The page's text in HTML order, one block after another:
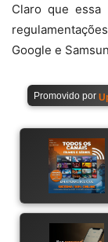
Claro que essa
Google e